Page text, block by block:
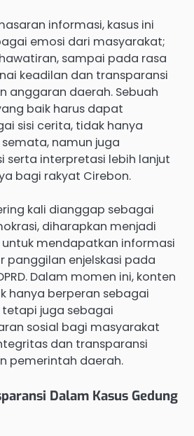
informasi, kasus ini
emosi dari masyarakat;
sampai pada rasa
keadilan dan transparansi
anggaran daerah. Sebuah
baik harus dapat
sisi cerita, tidak hanya
namun juga
serta interpretasi lebih lanjut
bagi rakyat Cirebon.
kali dianggap sebagai
diharapkan menjadi
mendapatkan informasi
panggilan enjelskasi pada
Dalam momen ini, konten
hanya berperan sebagai
juga sebagai
sosial bagi masyarakat
dan transparansi
pemerintah daerah.
Dalam Kasus Gedung